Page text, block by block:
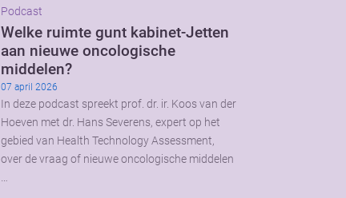
Podcast
Welke ruimte gunt kabinet-Jetten
aan nieuwe oncologische
middelen?
07 april 2026
In deze podcast spreekt prof. dr. ir. Koos van der
Hoeven met dr. Hans Severens, expert op het
gebied van Health Technology Assessment,
over de vraag of nieuwe oncologische middelen
…